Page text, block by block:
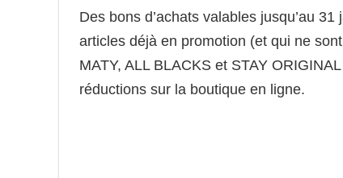
Des bons d’achats valables jusqu’au
articles déjà en promotion (et qui ne
MATY, ALL BLACKS et STAY
réductions sur la boutique en ligne.